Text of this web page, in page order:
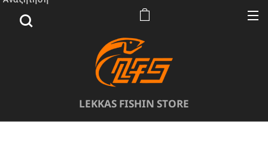
LEKKAS FISHIN STORE